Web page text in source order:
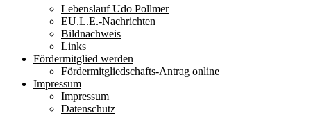
Lebenslauf Udo Pollmer
EU.L.E.-Nachrichten
Bildnachweis
Links
Fördermitglied werden
Fördermitgliedschafts-Antrag online
Impressum
Impressum
Datenschutz